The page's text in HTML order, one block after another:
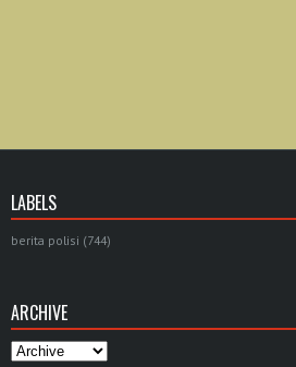
LABELS
berita polisi (744)
ARCHIVE